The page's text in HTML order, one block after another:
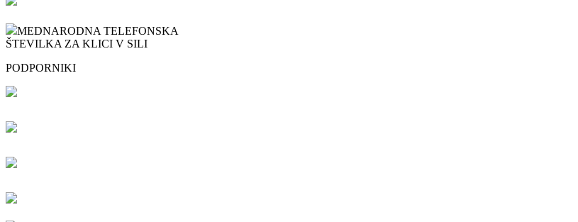
MEDNARODNA TELEFONSKA
ŠTEVILKA ZA KLICI V SILI
PODPORNIKI